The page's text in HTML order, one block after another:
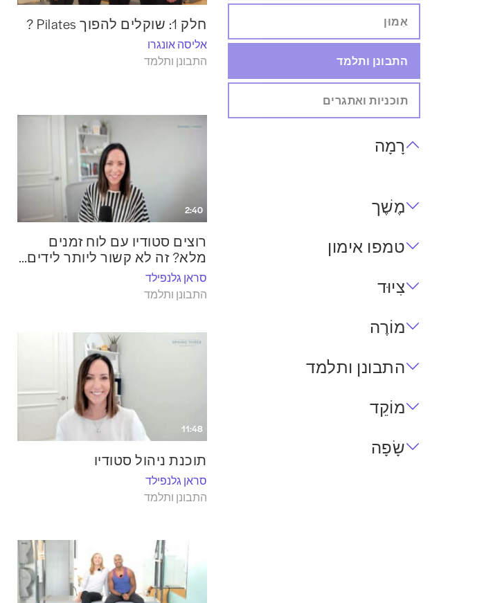
אִמוּן
התבונן ותלמד
תוכניות ואתגרים
רָמָה
מֶשֶׁך
טמפו אימון
צִיוּד
מוֹרֶה
התבונן ותלמד
מוֹקֵד
שָׂפָה
חלק 1: שוקלים להפוך Pilates ?
אליסה אונגרו
התבונן ותלמד
2:40
רוצים סטודיו עם לוח זמנים
מלא? זה לא קשור ליותר לידים…
סראן גלנפילד
התבונן ותלמד
11:48
תוכנת ניהול סטודיו
סראן גלנפילד
התבונן ותלמד